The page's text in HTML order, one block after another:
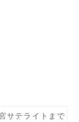
サテライトまで